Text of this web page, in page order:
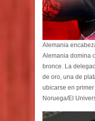
Alemania
Alemania domina
bronce. La
de oro, una de
ubicarse en
Noruega/El